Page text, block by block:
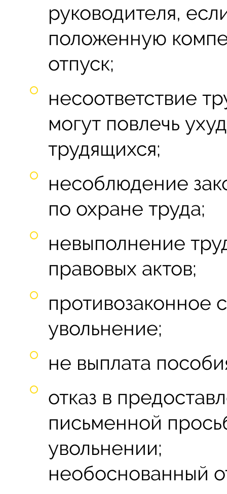
руководителя,
положенную
отпуск;
несоответствие
могут повлечь
трудящихся;
несоблюдение
по охране труда;
невыполнение
правовых актов;
противозаконное
увольнение;
не выплата
отказ в
письменной
увольнении;
необоснованный